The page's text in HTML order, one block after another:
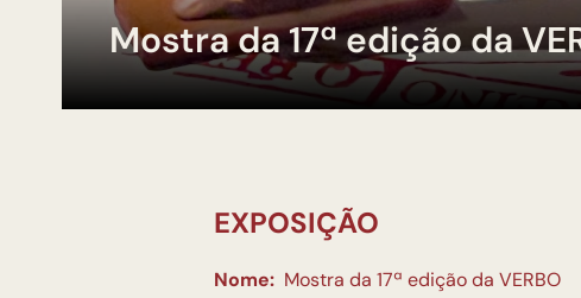
Mostra da 17ª edição da
EXPOSIÇÃO
Nome: Mostra da 17ª edição da VERBO